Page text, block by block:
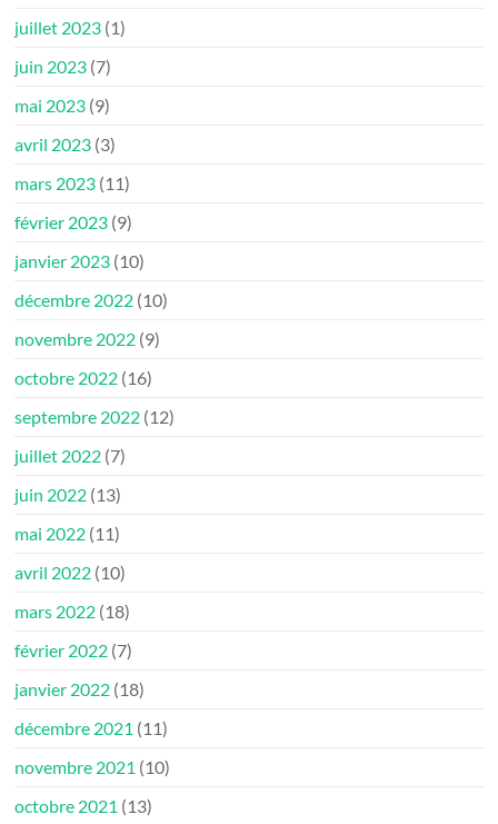
juillet 2023 (1)
juin 2023 (7)
mai 2023 (9)
avril 2023 (3)
mars 2023 (11)
février 2023 (9)
janvier 2023 (10)
décembre 2022 (10)
novembre 2022 (9)
octobre 2022 (16)
septembre 2022 (12)
juillet 2022 (7)
juin 2022 (13)
mai 2022 (11)
avril 2022 (10)
mars 2022 (18)
février 2022 (7)
janvier 2022 (18)
décembre 2021 (11)
novembre 2021 (10)
octobre 2021 (13)